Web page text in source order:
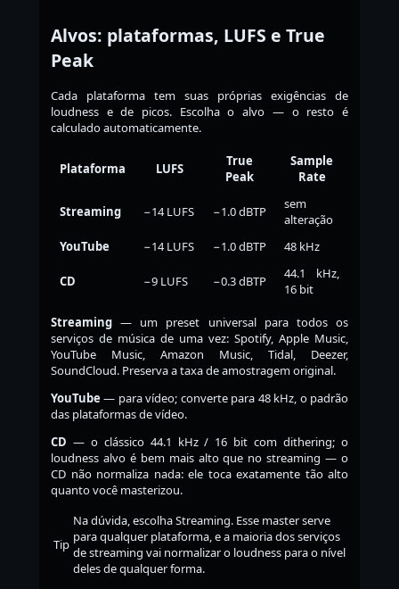
Alvos: plataformas, LUFS e True
Peak
Cada plataforma tem suas próprias exigências de
loudness e de picos. Escolha o alvo — o resto é
calculado automaticamente.
Plataforma LUFS
True
Peak
Sample
Rate
Streaming −14 LUFS −1.0 dBTP
sem
alteração
YouTube
−14 LUFS −1.0 dBTP 48 kHz
CD −9 LUFS −0.3 dBTP
44.1 kHz,
16 bit
Streaming — um preset universal para todos os
serviços de música de uma vez: Spotify, Apple Music,
YouTube Music, Amazon Music, Tidal, Deezer,
SoundCloud. Preserva a taxa de amostragem original.
YouTube — para vídeo; converte para 48 kHz, o padrão
das plataformas de vídeo.
CD — o clássico 44.1 kHz / 16 bit com dithering; o
loudness alvo é bem mais alto que no streaming — o
CD não normaliza nada: ele toca exatamente tão alto
quanto você masterizou.
Tip
Na dúvida, escolha Streaming. Esse master serve
para qualquer plataforma, e a maioria dos serviços
de streaming vai normalizar o loudness para o nível
deles de qualquer forma.